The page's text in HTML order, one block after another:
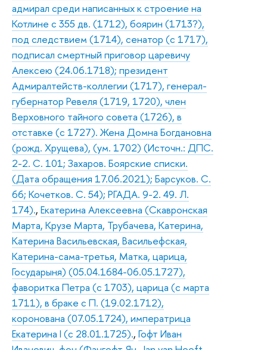
адмирал среди написанных к строение на
Котлине с 355 дв. (1712), боярин (1713?),
под следствием (1714), сенатор (с 1717),
подписал смертный приговор царевичу
Алексею (24.06.1718); президент
Адмиралтейств-коллегии (1717), генерал-
губернатор Ревеля (1719, 1720), член
Верховного тайного совета (1726), в
отставке (с 1727). Жена Домна Богдановна
(рожд. Хрущева), (ум. 1702) (Источн.: ДПС.
2-2. С. 101; Захаров. Боярские списки.
(Дата обращения 17.06.2021); Барсуков. С.
66; Кочетков. С. 54); РГАДА. 9-2. 49. Л.
174)., Екатерина Алексеевна (Скавронская
Марта, Крузе Марта, Трубачева, Катерина,
Катерина Васильевская, Васильефская,
Катерина-сама-третья, Матка, царица,
Государыня) (05.04.1684-06.05.1727),
фаворитка Петра (с 1703), царица (с марта
1711), в браке с П. (19.02.1712),
коронована (07.05.1724), императрица
Екатерина I (с 28.01.1725)., Гофт Иван